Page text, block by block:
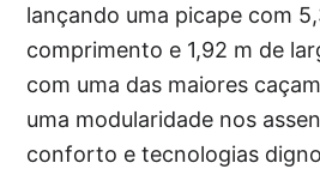
lançando uma picape com
comprimento e 1,92 m de
com uma das maiores
uma modularidade nos
conforto e tecnologias